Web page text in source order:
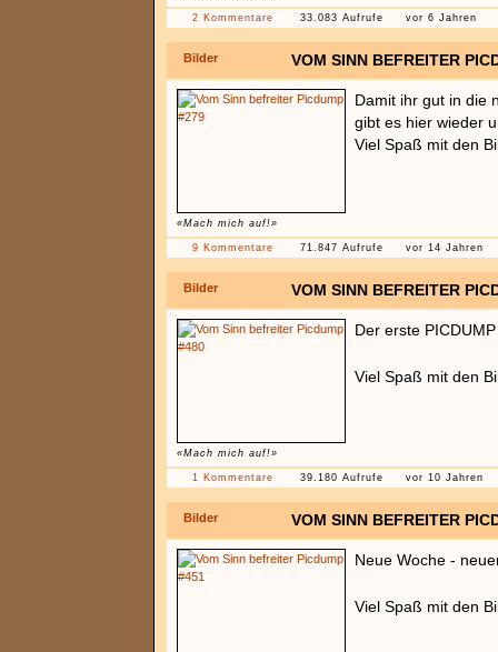
2 Kommentare 33.083 Aufrufe vor 6 Jahren
Bilder VOM SINN BEFREITER
«Mach mich auf!»
Damit ihr gut in die
gibt es hier wieder
Viel Spaß mit den
9 Kommentare 71.847 Aufrufe vor 14 Jahren
Bilder VOM SINN BEFREITER
«Mach mich auf!»
Der erste
Viel Spaß mit den
1 Kommentare 39.180 Aufrufe vor 10 Jahren
Bilder VOM SINN BEFREITER
Neue Woche -
Viel Spaß mit den